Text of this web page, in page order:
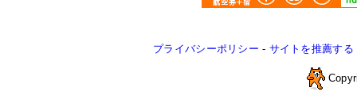
プライバシーポリシー - サイトを推薦する